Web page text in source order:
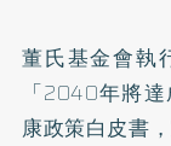
董氏基金會執
「2040年將
康政策白皮書